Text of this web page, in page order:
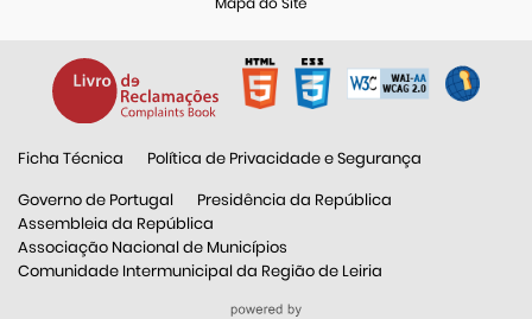
Ficha Técnica
Política de Privacidade e Segurança
Governo de Portugal
Presidência da República
Assembleia da República
Associação Nacional de Municípios
Comunidade Intermunicipal da Região de Leiria